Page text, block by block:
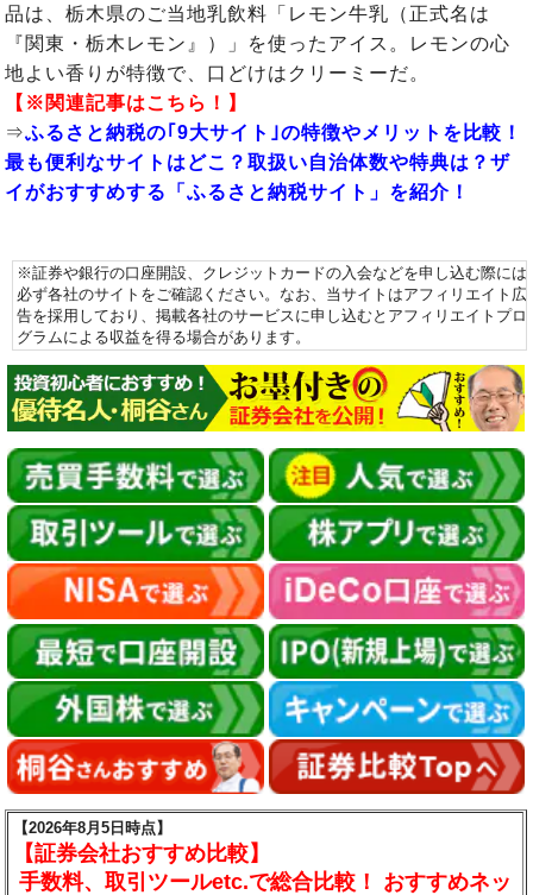
品は、栃木県のご当地乳飲料「レモン牛乳（正式名は
『関東・栃木レモン』）」を使ったアイス。レモンの心
地よい香りが特徴で、口どけはクリーミーだ。
【※関連記事はこちら！】
⇒ふるさと納税の｢9大サイト｣の特徴やメリットを比較！
最も便利なサイトはどこ？取扱い自治体数や特典は？ザ
イがおすすめする「ふるさと納税サイト」を紹介！
※証券や銀行の口座開設、クレジットカードの入会などを申し込む際には
必ず各社のサイトをご確認ください。なお、当サイトはアフィリエイト広
告を採用しており、掲載各社のサービスに申し込むとアフィリエイトプロ
グラムによる収益を得る場合があります。
【2026年8月5日時点】
【証券会社おすすめ比較】
手数料、取引ツールetc.で総合比較！ おすすめネッ